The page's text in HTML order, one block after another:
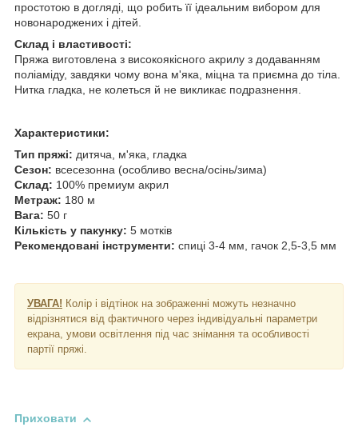
простотою в догляді, що робить її ідеальним вибором для
новонароджених і дітей.
Склад і властивості:
Пряжа виготовлена з високоякісного акрилу з додаванням
поліаміду, завдяки чому вона м'яка, міцна та приємна до тіла.
Нитка гладка, не колеться й не викликає подразнення.
Характеристики:
Тип пряжі: дитяча, м'яка, гладка
Сезон: всесезонна (особливо весна/осінь/зима)
Склад: 100% премиум акрил
Метраж: 180 м
Вага: 50 г
Кількість у пакунку: 5 мотків
Рекомендовані інструменти: спиці 3-4 мм, гачок 2,5-3,5 мм
УВАГА! Колір і відтінок на зображенні можуть незначно
відрізнятися від фактичного через індивідуальні параметри
екрана, умови освітлення під час знімання та особливості
партії пряжі.
Приховати